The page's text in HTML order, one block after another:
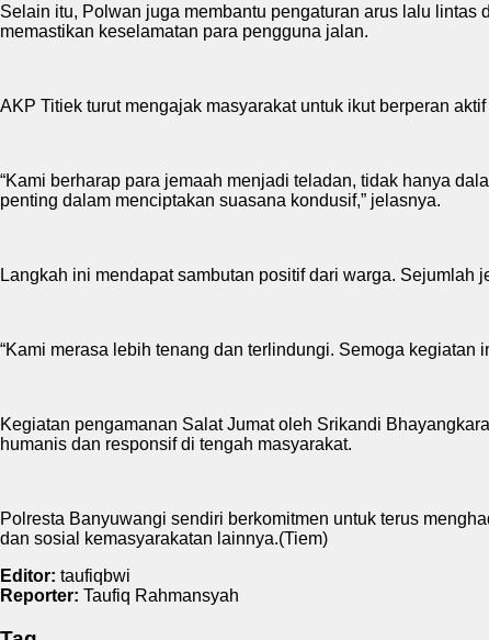
Selain itu, Polwan juga membantu pengaturan arus lalu
memastikan keselamatan para pengguna jalan.
AKP Titiek turut mengajak masyarakat untuk ikut berperan
“Kami berharap para jemaah menjadi teladan, tidak hanya
penting dalam menciptakan suasana kondusif,” jelasnya.
Langkah ini mendapat sambutan positif dari warga.
“Kami merasa lebih tenang dan terlindungi. Semoga
Kegiatan pengamanan Salat Jumat oleh Srikandi
humanis dan responsif di tengah masyarakat.
Polresta Banyuwangi sendiri berkomitmen untuk terus
dan sosial kemasyarakatan lainnya.(Tiem)
Editor: taufiqbwi
Reporter: Taufiq Rahmansyah